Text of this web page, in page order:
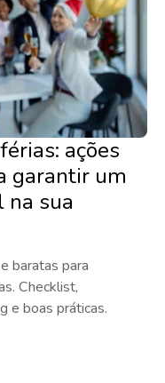
ações
garantir um
sua
baratas para
Checklist,
e boas práticas.